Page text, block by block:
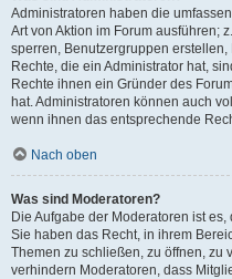
Administratoren haben die
Art von Aktion im Forum ausführen;
sperren, Benutzergruppen
Rechte, die ein Administrator hat,
Rechte ihnen ein Gründer des
hat. Administratoren können auch
wenn ihnen das entsprechende
Nach oben
Was sind Moderatoren?
Die Aufgabe der Moderatoren ist
Sie haben das Recht, in ihrem
Themen zu schließen, zu öffnen, zu
verhindern Moderatoren, dass